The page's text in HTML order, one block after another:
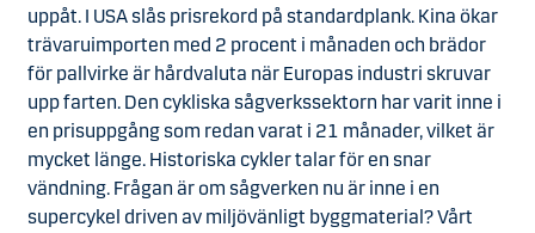
uppåt. I USA slås prisrekord på standardplank. Kina ökar
trävaruimporten med 2 procent i månaden och brädor
för pallvirke är hårdvaluta när Europas industri skruvar
upp farten. Den cykliska sågverkssektorn har varit inne i
en prisuppgång som redan varat i 21 månader, vilket är
mycket länge. Historiska cykler talar för en snar
vändning. Frågan är om sågverken nu är inne i en
supercykel driven av miljövänligt byggmaterial? Vårt